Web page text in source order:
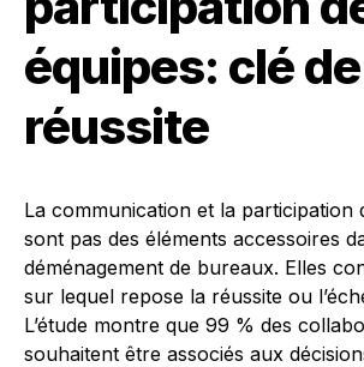
équipes: clé de
réussite
La communication et la participation
sont pas des éléments accessoires
déménagement de bureaux. Elles
sur lequel repose la réussite ou
L’étude montre que 99 % des
souhaitent être associés aux